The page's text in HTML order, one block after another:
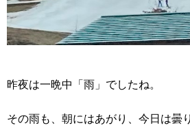
昨夜は一晩中「雨」でしたね。
その雨も、朝にはあがり、今日は曇